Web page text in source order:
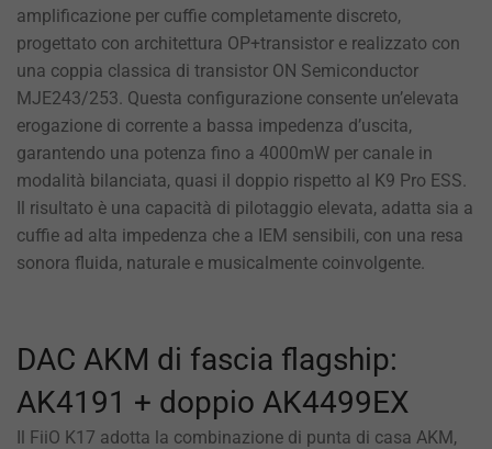
amplificazione per cuffie completamente discreto,
progettato con architettura OP+transistor e realizzato con
una coppia classica di transistor ON Semiconductor
MJE243/253. Questa configurazione consente un’elevata
erogazione di corrente a bassa impedenza d’uscita,
garantendo una potenza fino a 4000mW per canale in
modalità bilanciata, quasi il doppio rispetto al K9 Pro ESS.
Il risultato è una capacità di pilotaggio elevata, adatta sia a
cuffie ad alta impedenza che a IEM sensibili, con una resa
sonora fluida, naturale e musicalmente coinvolgente.
DAC AKM di fascia flagship:
AK4191 + doppio AK4499EX
Il FiiO K17 adotta la combinazione di punta di casa AKM,